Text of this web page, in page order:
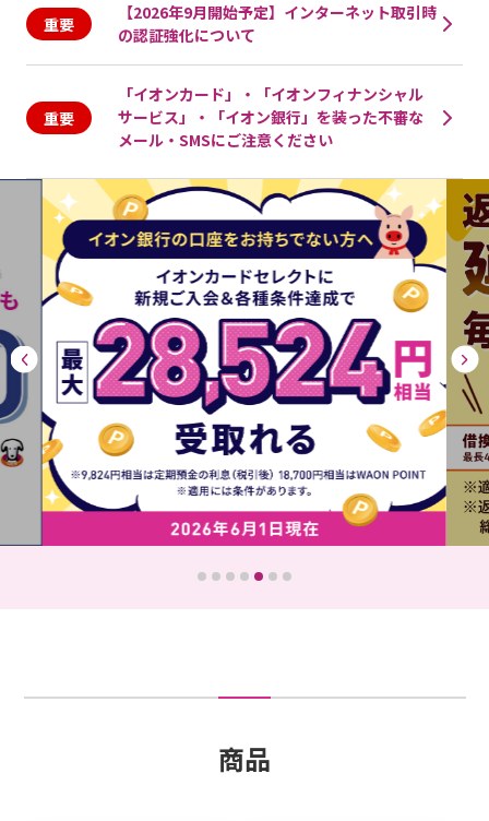
【2026年9月開始予定】インターネット取引時
の認証強化について
「イオンカード」・「イオンフィナンシャル
サービス」・「イオン銀行」を装った不審な
メール・SMSにご注意ください
商品